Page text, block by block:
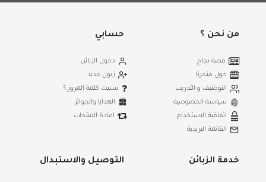
من نحن ؟
قصة نجاح
حول متجرنا
التوظيف و التدريب
سياسة الخصوصية
اتفاقية الاستخدام
القائمة البريدية
حسابي
دخول الزبائن
زبون جديد
نسيت كلمة المرور ؟
الهدايا والجوائز
اعادة المنتجات
خدمة الزبائن التوصيل والاستبدال